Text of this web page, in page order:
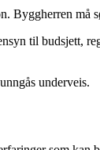
må
til budsjett,
underveis.